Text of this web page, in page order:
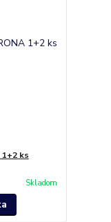
ks
Skladom